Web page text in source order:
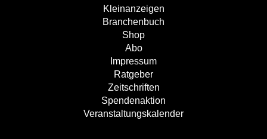
Kleinanzeigen
Branchenbuch
Shop
Abo
Impressum
Ratgeber
Zeitschriften
Spendenaktion
Veranstaltungskalender